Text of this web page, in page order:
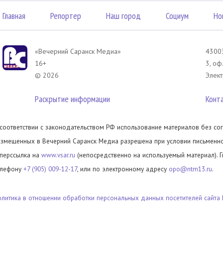
Главная Репортер Наш город Социум
«Вечерний Саранск Mедиа»
16+
© 2026
Раскрытие информации
3,
с законодательством РФ использование материалов без
в Вечерний Саранск Медиа разрешена при условии
на www.vsar.ru (непосредственно на используемый материал).
+7 (905) 009-12-17, или по электронному адресу opo@ntm13.ru.
в отношении обработки персональных данных посетителей